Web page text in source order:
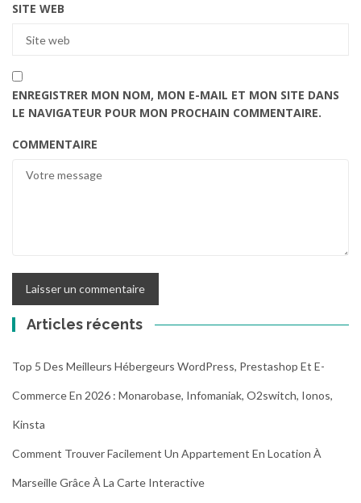
SITE WEB
ENREGISTRER MON NOM, MON E-MAIL ET MON SITE DANS
LE NAVIGATEUR POUR MON PROCHAIN COMMENTAIRE.
COMMENTAIRE
Articles récents
Top 5 Des Meilleurs Hébergeurs WordPress, Prestashop Et E-
Commerce En 2026 : Monarobase, Infomaniak, O2switch, Ionos,
Kinsta
Comment Trouver Facilement Un Appartement En Location À
Marseille Grâce À La Carte Interactive